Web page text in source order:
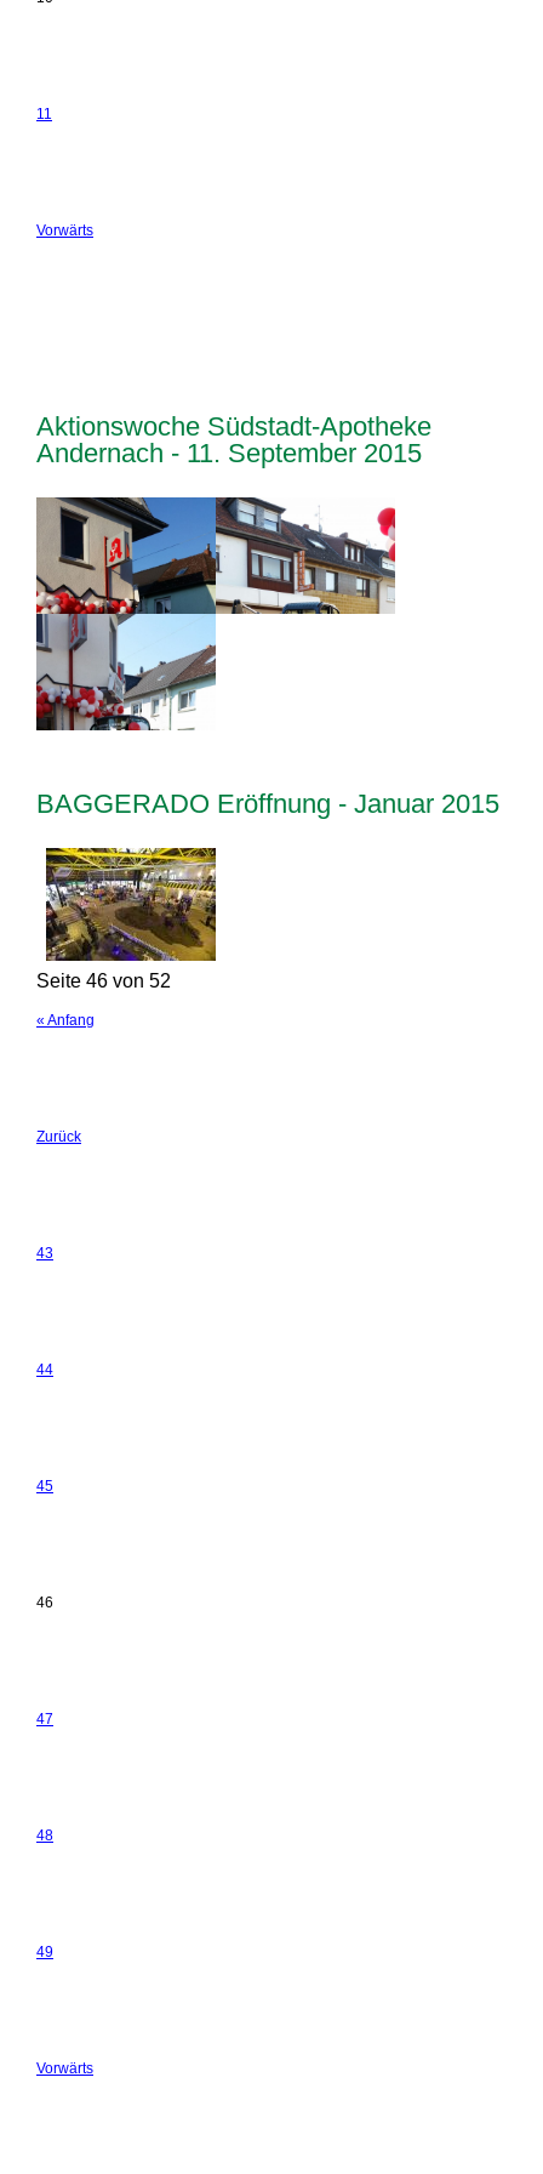
11
Vorwärts
Aktionswoche Südstadt-Apotheke
Andernach - 11. September 2015
BAGGERADO Eröffnung - Januar 2015
Seite 46 von 52
« Anfang
Zurück
43
44
45
46
47
48
49
Vorwärts